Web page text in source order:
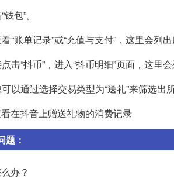
包”。
“账单记录”或“充值与支付”，这里会列
击“抖币”，进入“抖币明细”页面，这里
以通过选择交易类型为“送礼”来筛选出
在抖音上赠送礼物的消费记录
题：
办？